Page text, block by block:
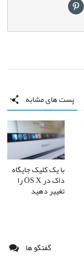
پست های مشابه
با یک کلیک جایگاه
داک در OS X را
تغییر دهید
گفتگو ها